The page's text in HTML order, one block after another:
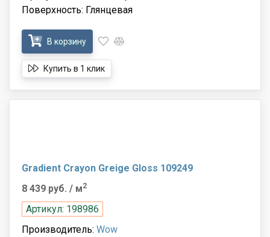
Поверхность: Глянцевая
В корзину
Купить в 1 клик
Gradient Crayon Greige Gloss 109249
8 439 руб. / м2
Артикул: 198986
Производитель: Wow